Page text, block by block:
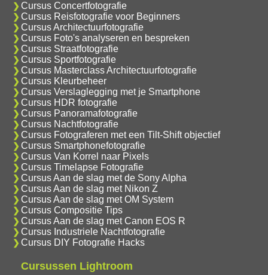
Cursus Concertfotografie
Cursus Reisfotografie voor Beginners
Cursus Architectuurfotografie
Cursus Foto's analyseren en bespreken
Cursus Straatfotografie
Cursus Sportfotografie
Cursus Masterclass Architectuurfotografie
Cursus Kleurbeheer
Cursus Verslaglegging met je Smartphone
Cursus HDR fotografie
Cursus Panoramafotografie
Cursus Nachtfotografie
Cursus Fotograferen met een Tilt-Shift objectief
Cursus Smartphonefotografie
Cursus Van Korrel naar Pixels
Cursus Timelapse Fotografie
Cursus Aan de slag met de Sony Alpha
Cursus Aan de slag met Nikon Z
Cursus Aan de slag met OM System
Cursus Compositie Tips
Cursus Aan de slag met Canon EOS R
Cursus Industriele Nachtfotografie
Cursus DIY Fotografie Hacks
Cursussen Lightroom